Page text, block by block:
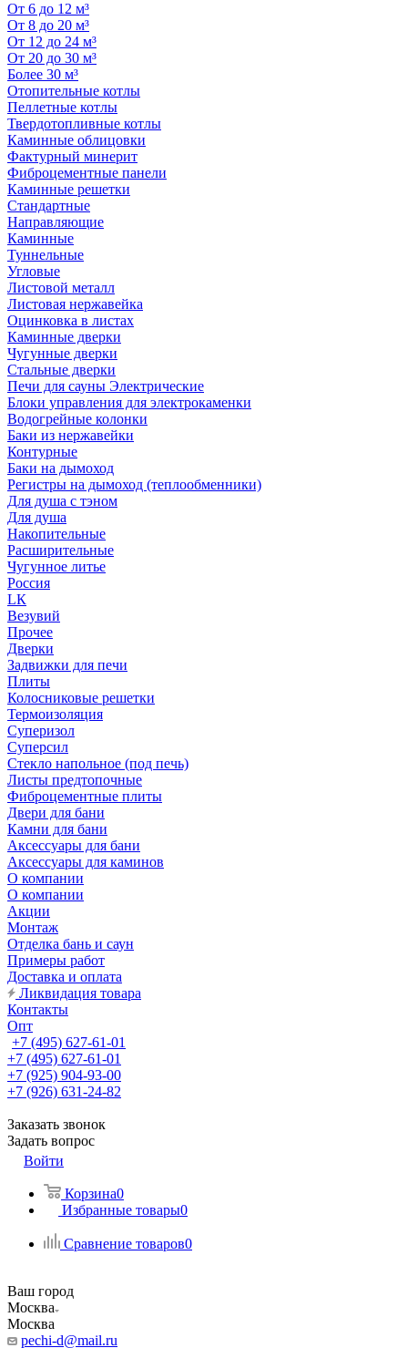
От 6 до 12 м³
От 8 до 20 м³
От 12 до 24 м³
От 20 до 30 м³
Более 30 м³
Отопительные котлы
Пеллетные котлы
Твердотопливные котлы
Каминные облицовки
Фактурный минерит
Фиброцементные панели
Каминные решетки
Стандартные
Направляющие
Каминные
Туннельные
Угловые
Листовой металл
Листовая нержавейка
Оцинковка в листах
Каминные дверки
Чугунные дверки
Стальные дверки
Печи для сауны Электрические
Блоки управления для электрокаменки
Водогрейные колонки
Баки из нержавейки
Контурные
Баки на дымоход
Регистры на дымоход (теплообменники)
Для душа с тэном
Для душа
Накопительные
Расширительные
Чугунное литье
Россия
LК
Везувий
Прочее
Дверки
Задвижки для печи
Плиты
Колосниковые решетки
Термоизоляция
Суперизол
Суперсил
Стекло напольное (под печь)
Листы предтопочные
Фиброцементные плиты
Двери для бани
Камни для бани
Аксессуары для бани
Аксессуары для каминов
О компании
О компании
Акции
Монтаж
Отделка бань и саун
Примеры работ
Доставка и оплата
Ликвидация товара
Контакты
Опт
+7 (495) 627-61-01
+7 (495) 627-61-01
+7 (925) 904-93-00
+7 (926) 631-24-82
Заказать звонок
Задать вопрос
Войти
Корзина0
Избранные товары0
Сравнение товаров0
Ваш город
Москва
Москва
pechi-d@mail.ru